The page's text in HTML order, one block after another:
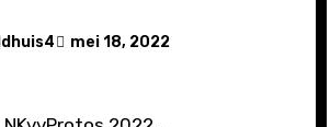
mei 18, 2022